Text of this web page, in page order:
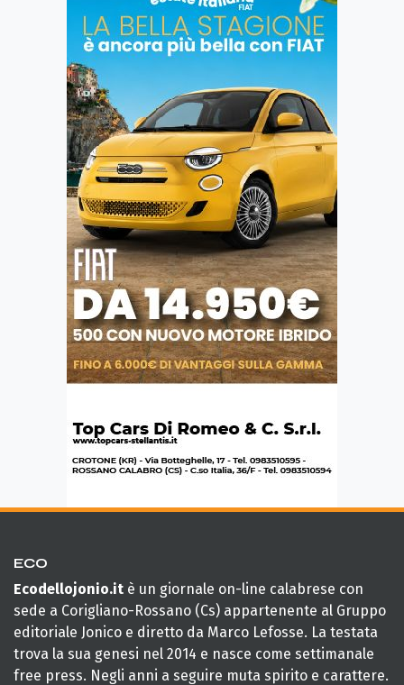
ECO
Ecodellojonio.it è un giornale on-line calabrese con
sede a Corigliano-Rossano (Cs) appartenente al Gruppo
editoriale Jonico e diretto da Marco Lefosse. La testata
trova la sua genesi nel 2014 e nasce come settimanale
free press. Negli anni a seguire muta spirito e carattere.